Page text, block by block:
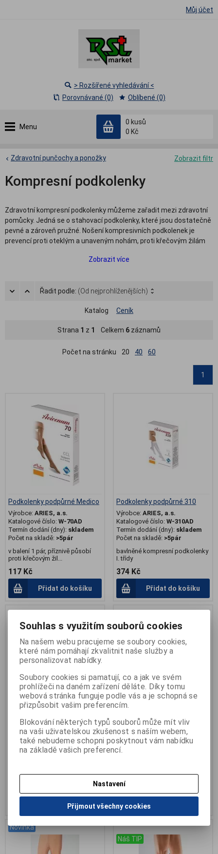
Můj účet
Menu
0 kusů
0 Kč
> Rozšířené vyhledávání <
Porovnávané (0)
Oblíbené (0)
Zobrazit filtr
Zdravotní punčochy a ponožky
Kompresní podkolenky
Zdravotní kompresní podkolenky můžeme zařadit mezi zdravotní
pomůcky. Jedná se o stahovací podkolenky, které jsou dostatečně
pevné a zároveň pružné. Nošení kompresivních podkolenek je
prevencí proti oteklým a unaveným nohám, proti křečovým žilám
jedné poloze. Pokud nás například čeká několikahodinová cesta
připravili kvalitní a pohodlné kompresní podkolenky v dámské i
kompresivní a podpůrné podkolenky proti křečovým žilám nebo
Zobrazit více
Řadit podle: (Od nejprohlíženějších)
Katalog Ceník
Strana 1 z 1 Celkem 6 záznamů
Počet na stránku 20 40 60
1
Podkolenky podpůrné Medico
Výrobce: ARIES, a.s.
Katalogové číslo: W-70AD
Termín dodání (dny): skladem
Počet na skladě: >5pár
v balení 1 pár, příznivě působí
proti křečovým žil...
117 Kč
Přidat do košíku
Podkolenky podpůrné 310
Výrobce: ARIES, a.s.
Katalogové číslo: W-310AD
Termín dodání (dny): skladem
Počet na skladě: >5pár
bavlněné kompresní podkolenky
I. třídy
374 Kč
Přidat do košíku
Výrobce:ARIES, a.s.
Katalogové číslo:W-70AD-TR
Termín dodání (dny):skladem
Počet na skladě:>5pár
Přidat do košíku
Cotton
Výrobce:MAXIS
Katalogové číslo: W-280DENLP
Termín dodání (dny):
v balení 1 pár
365 Kč
Přidat do košíku
Novinka
.
Náš TIP
Souhlas s využitím souborů cookies
Na našem webu pracujeme se soubory cookies,
které nám pomáhají zkvalitnit naše služby a
personalizovat nabídky.
Soubory cookies si pamatují, co a jak ve svém
prohlížeči na daném zařízení děláte. Díky tomu
webová stránka funguje podle vás a je schopná se
přizpůsobit vašim preferencím.
Blokování některých typů souborů může mít vliv
na vaši uživatelskou zkušenost s naším webem,
také nebudeme schopni poskytnout vám nabídku
na základě vašich preferencí.
Nastavení
Přijmout všechny cookies